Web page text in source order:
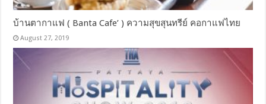
บ้านตากาแฟ ( Banta Cafe’ ) ความสุขสุนทรีย์ คอกาแฟไทย
August 27, 2019